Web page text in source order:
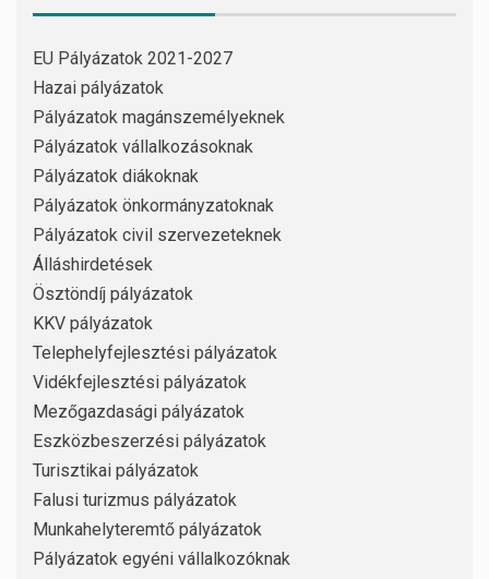
EU Pályázatok 2021-2027
Hazai pályázatok
Pályázatok magánszemélyeknek
Pályázatok vállalkozásoknak
Pályázatok diákoknak
Pályázatok önkormányzatoknak
Pályázatok civil szervezeteknek
Álláshirdetések
Ösztöndíj pályázatok
KKV pályázatok
Telephelyfejlesztési pályázatok
Vidékfejlesztési pályázatok
Mezőgazdasági pályázatok
Eszközbeszerzési pályázatok
Turisztikai pályázatok
Falusi turizmus pályázatok
Munkahelyteremtő pályázatok
Pályázatok egyéni vállalkozóknak